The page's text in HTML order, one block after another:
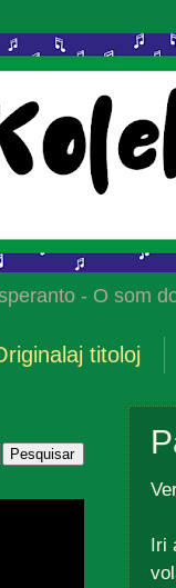
- O som
titoloj
Iri